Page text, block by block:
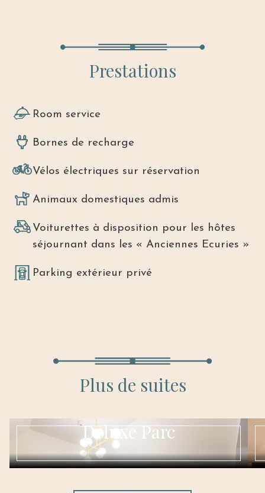
Prestations
Room service
Bornes de recharge
Vélos électriques sur réservation
Animaux domestiques admis
Voiturettes à disposition pour les hôtes
séjournant dans les « Anciennes Ecuries »
Parking extérieur privé
Plus de suites
Deluxe Parc